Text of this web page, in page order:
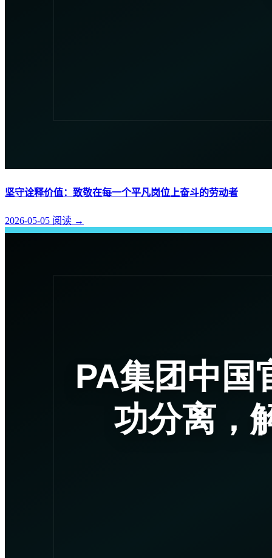
坚守诠释价值：致敬在每一个平凡岗位上奋斗的劳动者
2026-05-05 阅读 →